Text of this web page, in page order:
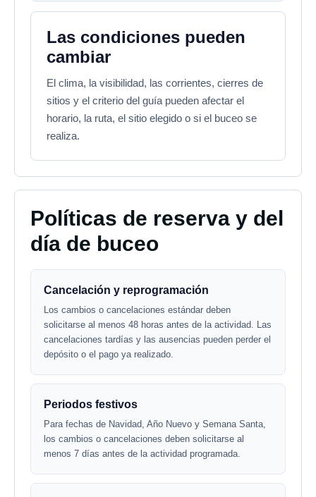
Las condiciones pueden
cambiar
El clima, la visibilidad, las corrientes, cierres de
sitios y el criterio del guía pueden afectar el
horario, la ruta, el sitio elegido o si el buceo se
realiza.
Políticas de reserva y del
día de buceo
Cancelación y reprogramación
Los cambios o cancelaciones estándar deben
solicitarse al menos 48 horas antes de la actividad. Las
cancelaciones tardías y las ausencias pueden perder el
depósito o el pago ya realizado.
Periodos festivos
Para fechas de Navidad, Año Nuevo y Semana Santa,
los cambios o cancelaciones deben solicitarse al
menos 7 días antes de la actividad programada.